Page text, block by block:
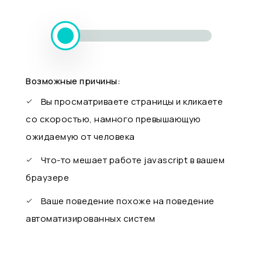
Возможные причины:
Вы просматриваете страницы и кликаете
со скоростью, намного превышающую
ожидаемую от человека
Что-то мешает работе javascript в вашем
браузере
Ваше поведение похоже на поведение
автоматизированных систем